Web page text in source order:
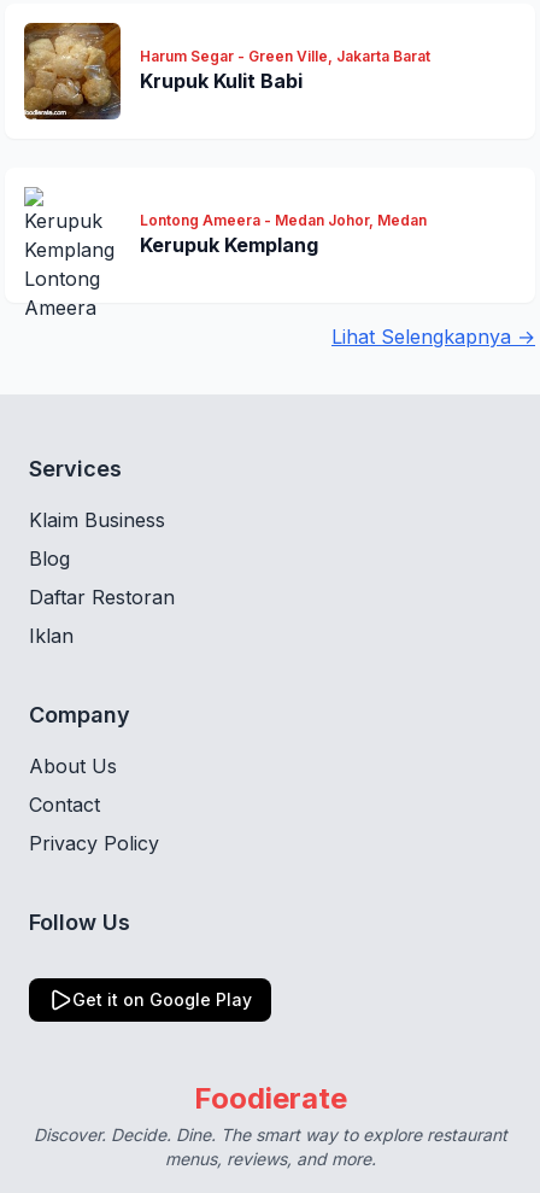
Harum Segar - Green Ville, Jakarta Barat
Krupuk Kulit Babi
Lontong Ameera - Medan Johor, Medan
Kerupuk Kemplang
Lihat Selengkapnya →
Services
Klaim Business
Blog
Daftar Restoran
Iklan
Company
About Us
Contact
Privacy Policy
Follow Us
Get it on Google Play
Foodierate
Discover. Decide. Dine. The smart way to explore restaurant
menus, reviews, and more.